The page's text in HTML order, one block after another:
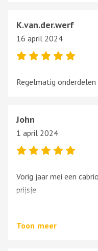
K.van.der.werf
16 april 2024
Regelmatig
John
1 april 2024
Vorig jaar mei een
prijsje.
Toon meer